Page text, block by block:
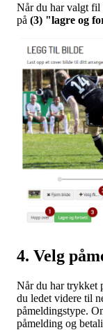
Når du har valgt fil
på (3) "lagre og
4. Velg
Når du har trykket
du ledet videre til
påmeldingstype.
påmelding og